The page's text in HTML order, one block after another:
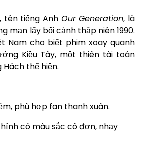
, tên tiếng Anh Our Generation, là
mạn lấy bối cảnh thập niên 1990.
Nam cho biết phim xoay quanh
Kiều Tây, một thiên tài toán
thể hiện.
phù hợp fan thanh xuân.
có màu sắc cô đơn, nhạy